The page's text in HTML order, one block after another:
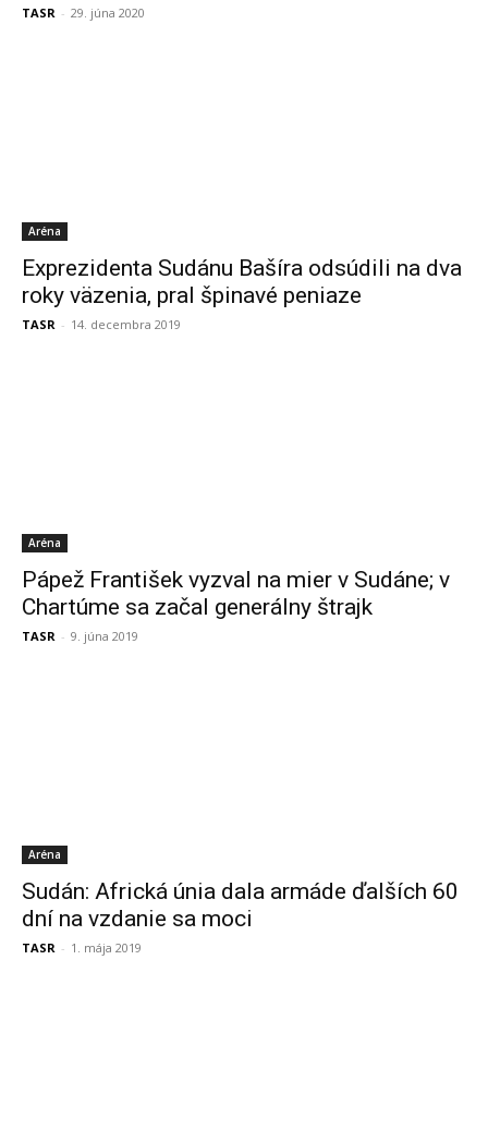
TASR - 29. júna 2020
Aréna
Exprezidenta Sudánu Bašíra odsúdili na dva
roky väzenia, pral špinavé peniaze
TASR - 14. decembra 2019
Aréna
Pápež František vyzval na mier v Sudáne; v
Chartúme sa začal generálny štrajk
TASR - 9. júna 2019
Aréna
Sudán: Africká únia dala armáde ďalších 60
dní na vzdanie sa moci
TASR - 1. mája 2019